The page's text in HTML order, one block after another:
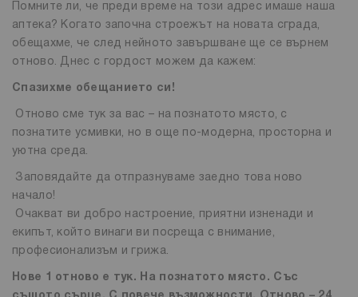
Помните ли, че преди време на този адрес имаше наша
аптека? Когато започна строежът на новата сграда,
обещахме, че след нейното завършване ще се върнем
отново. Днес с гордост можем да кажем:
Спазихме обещанието си!
Отново сме тук за вас – на познатото място, с
познатите усмивки, но в още по-модерна, просторна и
уютна среда.
Заповядайте да отпразнуваме заедно това ново
начало!
Очакват ви добро настроение, приятни изненади и
екипът, който винаги ви посреща с внимание,
професионализъм и грижа.
Нове 1 отново е тук. На познатото място. Със